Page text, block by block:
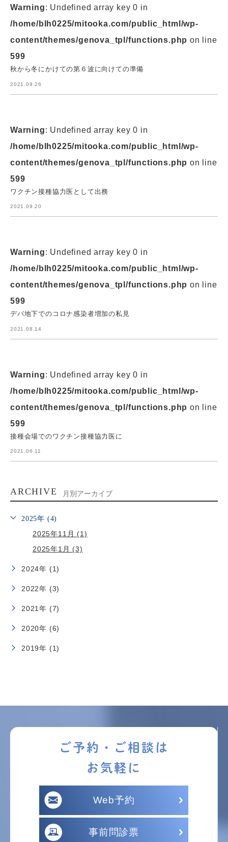
Warning: Undefined array key 0 in
/home/blh0225/mitooka.com/public_html/wp-
content/themes/genova_tpl/functions.php on line
599
秋から冬にかけての第６波に向けての準備
2021.09.26
Warning: Undefined array key 0 in
/home/blh0225/mitooka.com/public_html/wp-
content/themes/genova_tpl/functions.php on line
599
ワクチン接種協力医として出務
2021.09.20
Warning: Undefined array key 0 in
/home/blh0225/mitooka.com/public_html/wp-
content/themes/genova_tpl/functions.php on line
599
デバ地下でのコロナ感染者増加の私見
2021.08.14
Warning: Undefined array key 0 in
/home/blh0225/mitooka.com/public_html/wp-
content/themes/genova_tpl/functions.php on line
599
接種会場でのワクチン接種協力医に
2021.06.11
ARCHIVE 月別アーカイブ
2025年 (4)
2025年11月 (1)
2025年1月 (3)
2024年 (1)
2022年 (3)
2021年 (7)
2020年 (6)
2019年 (1)
ご予約・ご相談は
お気軽に
Web予約
事前問診票